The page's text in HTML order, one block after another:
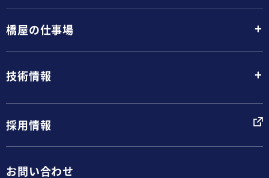
橋屋の仕事場 +
技術情報 +
採用情報
お問い合わせ